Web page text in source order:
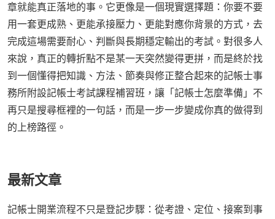
章就能真正落地的事。它更像是一個現實選擇題：你要不要
用一套更成熟、更能承接壓力、更能對應你背景的方式，去
完成這場需要耐心、判斷與長期穩定輸出的考試。對很多人
來說，真正的轉折點不是某一天突然變得更拼，而是終於找
到一個懂得把知識、方法、節奏與修正整合起來的記帳士事
務所附設記帳士考試課程補習班，讓「記帳士怎麼準備」不
再只是搜尋框裡的一句話，而是一步一步變成你真的做得到
的上榜路徑。
最新文章
記帳士開業流程不只是登記步驟：從考證、定位、接案到事